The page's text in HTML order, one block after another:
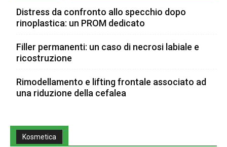
Distress da confronto allo specchio dopo
rinoplastica: un PROM dedicato
Filler permanenti: un caso di necrosi labiale e
ricostruzione
Rimodellamento e lifting frontale associato ad
una riduzione della cefalea
Kosmetica